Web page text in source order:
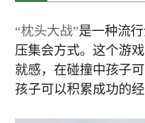
“枕头大战”是一种流
压集会方式。这个游
就感，在碰撞中孩子
孩子可以积累成功的经